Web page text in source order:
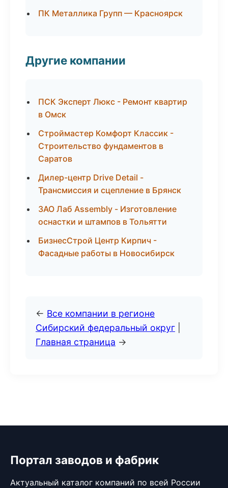
ПК Металлика Групп — Красноярск
Другие компании
ПСК Эксперт Люкс - Ремонт квартир
в Омск
Строймастер Комфорт Классик -
Строительство фундаментов в
Саратов
Дилер-центр Drive Detail -
Трансмиссия и сцепление в Брянск
ЗАО Лаб Assembly - Изготовление
оснастки и штампов в Тольятти
БизнесСтрой Центр Кирпич -
Фасадные работы в Новосибирск
← Все компании в регионе
Сибирский федеральный округ
Главная страница →
Портал заводов и фабрик
Актуальный каталог компаний по всей России